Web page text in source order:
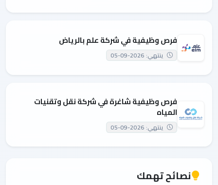
فرص وظيفية في شركة علم بالرياض
ينتهي: 2026-09-05
فرص وظيفية شاغرة في شركة نقل وتقنيات
المياه
ينتهي: 2026-09-05
نصائح تهمك